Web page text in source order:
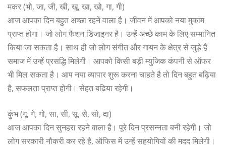
मकर (भो, जा, जी, खी, खू, खा, खो, गा, गी)
आज आपका दिन बहुत अच्छा रहने वाला है। जीवन में आपको नया मुकाम
प्राप्त होगा। जो लोग फैशन डिजाइनर है। उन्हें अच्छे काम के लिए सम्मानित
किया जा सकता है। साथ ही जो लोग संगीत और गायन के क्षेत्र से जुड़े हैं
समाज में उन्हें प्रसद्धि मिलेगी। आपको किसी बड़ी म्युजिक कंपनी से ऑफर
भी मिल सकता है। आप नया व्यापार शुरू करना चाहते है तो दिन बहुत बढ़िया
है, सफलता प्राप्त होगी। सेहत बढिया रहेगी।
कुंभ (गू, गे, गो, सा, सी, सू, से, सो, दा)
आज आपका दिन सुनहरा रहने वाला है। पूरे दिन प्रसन्नता बनी रहेगी। जो
लोग सरकारी नौकरी कर रहे है, ऑफिस में उन्हें सहयोगियों की मदद मिलेगी।